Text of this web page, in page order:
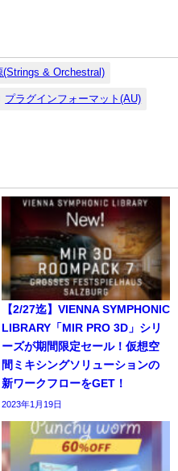
(Strings & Orchestral)
プラグインフォーマット(AU)
【2/27迄】VIENNA SYMPHONIC
LIBRARY「MIR PRO 3D」シリ
ーズが期間限定セール！仮想空
間ミキシングソリューションの
新ワークフローをGET！
2023年1月19日